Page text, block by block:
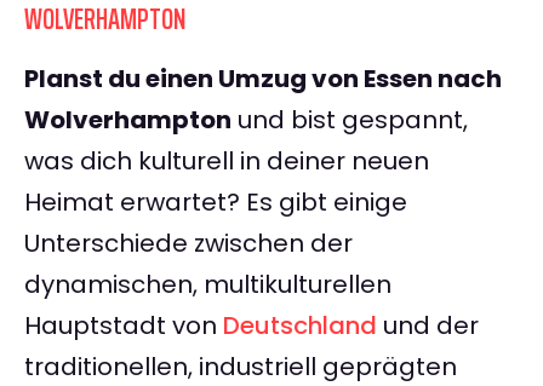
WOLVERHAMPTON
Planst du einen Umzug von Essen nach
Wolverhampton und bist gespannt,
was dich kulturell in deiner neuen
Heimat erwartet? Es gibt einige
Unterschiede zwischen der
dynamischen, multikulturellen
Hauptstadt von Deutschland und der
traditionellen, industriell geprägten